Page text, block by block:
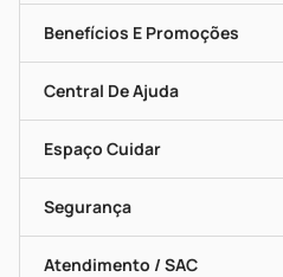
História
Nossas Lojas
Mapa De Categorias
Blog Da PP
Seja Uma Loja Parceira
Benefícios E Promoções
Clube PP
Convênios
Programa Popular Do Brasil
Encarte De Ofertas
Dermaclub
Descontos De Laboratório (PBM)
Cupons E Ofertas
Central De Ajuda
Entrega
Recompra Programada
Compras Com Receita
Alomed (tele-Entrega)
Formas De Pagamento
Troca E Devolução
Bulas De A A Z
Políticas De Marketplace
Espaço Cuidar
Vacinas
Serviços Farmacêuticos
Testes Rápidos
Autoteste Covid-19
Segurança
Certificado De Segurança
Portal Da Privacidade
Atendimento / SAC